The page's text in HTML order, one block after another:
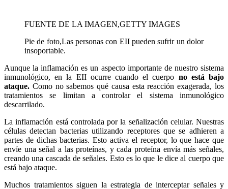
FUENTE DE LA IMAGEN,GETTY IMAGES
Pie de foto,Las personas con EII pueden sufrir un dolor
insoportable.
Aunque la inflamación es un aspecto importante de nuestro sistema
inmunológico, en la EII ocurre cuando el cuerpo no está bajo
ataque. Como no sabemos qué causa esta reacción exagerada, los
tratamientos se limitan a controlar el sistema inmunológico
descarrilado.
La inflamación está controlada por la señalización celular. Nuestras
células detectan bacterias utilizando receptores que se adhieren a
partes de dichas bacterias. Esto activa el receptor, lo que hace que
envíe una señal a las proteínas, y cada proteína envía más señales,
creando una cascada de señales. Esto es lo que le dice al cuerpo que
está bajo ataque.
Muchos tratamientos siguen la estrategia de interceptar señales y